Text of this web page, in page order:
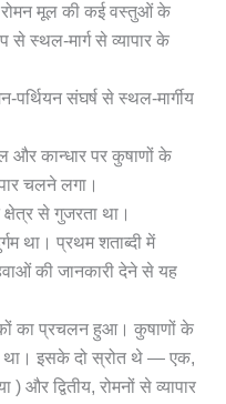
मूल की कई वस्तुओं के
से स्थल-मार्ग से व्यापार के
पर्थियन संघर्ष से स्थल-मार्गीय
और कान्धार पर कुषाणों के
चलने लगा।
से गुजरता था।
था। प्रथम शताब्दी में
की जानकारी देने से यह
का प्रचलन हुआ। कुषाणों के
था। इसके दो स्रोत थे — एक,
और द्वितीय, रोमनों से व्यापार